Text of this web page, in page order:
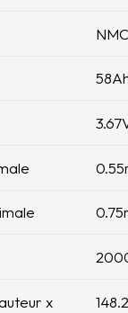
NMC
58
3.67
0.55
0.75
x